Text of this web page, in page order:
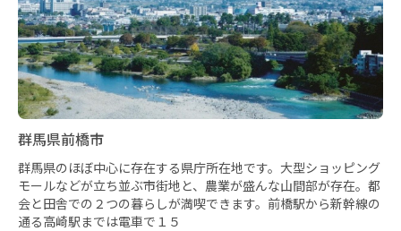
群馬県前橋市
群馬県のほぼ中心に存在する県庁所在地です。大型ショッピング
モールなどが立ち並ぶ市街地と、農業が盛んな山間部が存在。都
会と田舎での２つの暮らしが満喫できます。前橋駅から新幹線の
通る高崎駅までは電車で１５